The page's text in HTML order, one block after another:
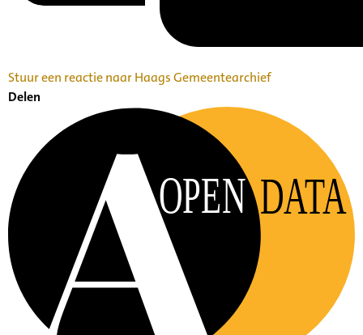
Stuur een reactie naar Haags Gemeentearchief
Delen
OPEN DATA